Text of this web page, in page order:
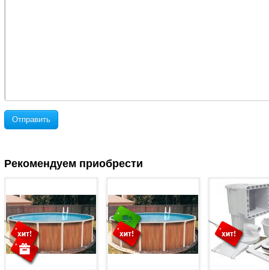
Отправить
Рекомендуем приобрести